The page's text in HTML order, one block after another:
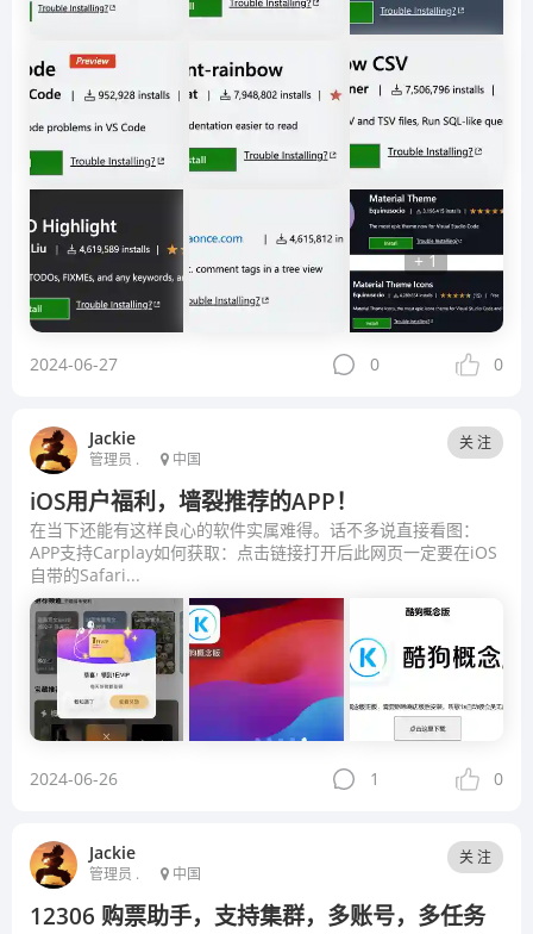
+ 1
2024-06-27 0 0
Jackie
管理员 . 中国
关 注
iOS用户福利，墙裂推荐的APP！
在当下还能有这样良心的软件实属难得。话不多说直接看图：
APP支持Carplay如何获取：点击链接打开后此网页一定要在iOS
自带的Safari...
2024-06-26 1 0
Jackie
管理员 . 中国
关 注
12306 购票助手，支持集群，多账号，多任务